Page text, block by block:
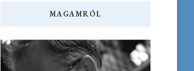
MAGAMRÓL